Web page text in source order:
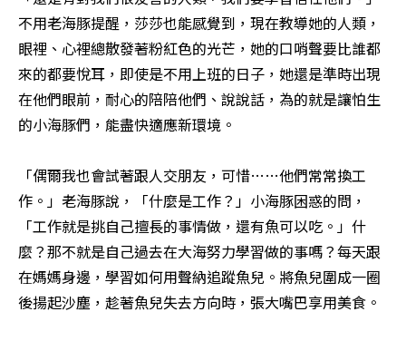
不用老海豚提醒，莎莎也能感覺到，現在教導她的人類，
眼裡、心裡總散發著粉紅色的光芒，她的口哨聲要比誰都
來的都要悅耳，即使是不用上班的日子，她還是準時出現
在他們眼前，耐心的陪陪他們、說說話，為的就是讓怕生
的小海豚們，能盡快適應新環境。
「偶爾我也會試著跟人交朋友，可惜……他們常常換工
作。」老海豚說，「什麼是工作？」小海豚困惑的問，
「工作就是挑自己擅長的事情做，還有魚可以吃。」什
麼？那不就是自己過去在大海努力學習做的事嗎？每天跟
在媽媽身邊，學習如何用聲納追蹤魚兒。將魚兒圍成一圈
後揚起沙塵，趁著魚兒失去方向時，張大嘴巴享用美食。